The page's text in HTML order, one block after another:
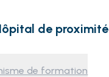
de proximité
de formation